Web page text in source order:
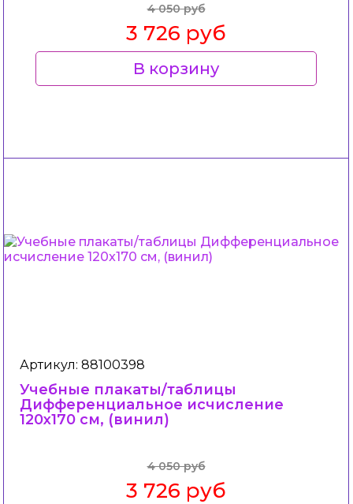
4 050 руб
3 726 руб
В корзину
Артикул: 88100398
Учебные плакаты/таблицы
Дифференциальное исчисление
120x170 см, (винил)
4 050 руб
3 726 руб